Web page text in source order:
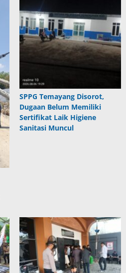
SPPG Temayang Disorot,
Dugaan Belum Memiliki
Sertifikat Laik Higiene
Sanitasi Muncul